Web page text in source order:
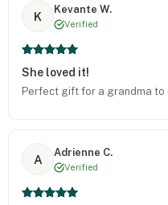
K
Kevante W.
Verified
She loved it!
Perfect gift for a grandma to
A
Adrienne C.
Verified